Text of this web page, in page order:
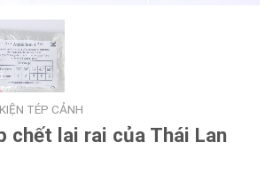
TÉP CẢNH
chết lai rai của Thái Lan